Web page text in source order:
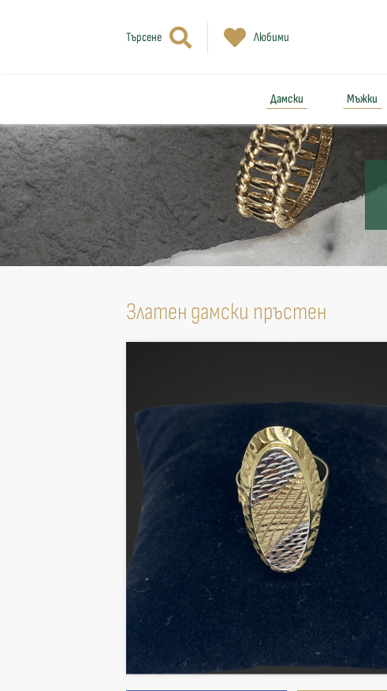
Търсене Любими
Дамски Мъжки
Златен дамски пръстен